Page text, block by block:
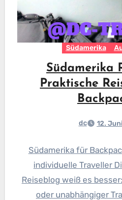
Südamerika
Südamerika
Praktische
dc 12.
Südamerika für
individuelle Traveller
Reiseblog weiß es
oder unabhängiger